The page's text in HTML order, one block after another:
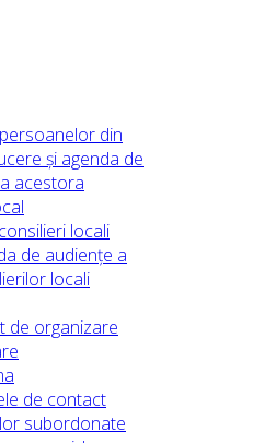
din
şi agenda de
acestora
locali
de audiențe a
locali
de organizare
de contact
subordonate